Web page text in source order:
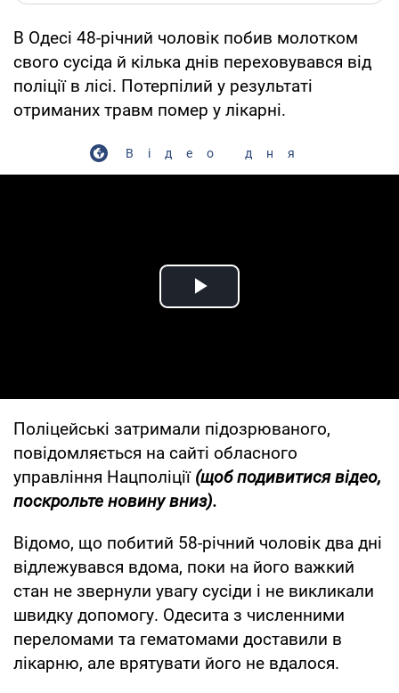
В Одесі 48-річний чоловік побив молотком
свого сусіда й кілька днів переховувався від
поліції в лісі. Потерпілий у результаті
отриманих травм помер у лікарні.
Відео дня
Play Video
Поліцейські затримали підозрюваного,
повідомляється на сайті обласного
управління Нацполіції (щоб подивитися відео,
поскрольте новину вниз).
Відомо, що побитий 58-річний чоловік два дні
відлежувався вдома, поки на його важкий
стан не звернули увагу сусіди і не викликали
швидку допомогу. Одесита з численними
переломами та гематомами доставили в
лікарню, але врятувати його не вдалося.